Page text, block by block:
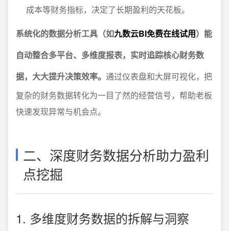
成本等财务指标，决定了长期盈利的天花板。
系统化的数据分析工具（如九数云BI免费在线试用）能
自动整合多平台、多维度报表，实时追踪核心财务数
据，大大提升决策效率。 通过仪表盘和大屏可视化，把
复杂的财务数据转化为一目了然的经营信号，帮助老板
快速发现异常与机会点。
二、深度财务数据分析助力盈利
点挖掘
1. 多维度财务数据的拆解与洞察